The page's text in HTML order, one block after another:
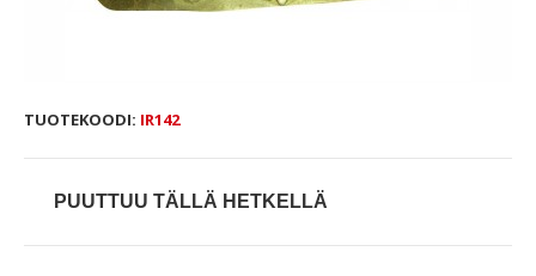
TUOTEKOODI: IR142
PUUTTUU TÄLLÄ HETKELLÄ